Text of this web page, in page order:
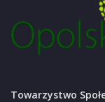
Towarzystwo